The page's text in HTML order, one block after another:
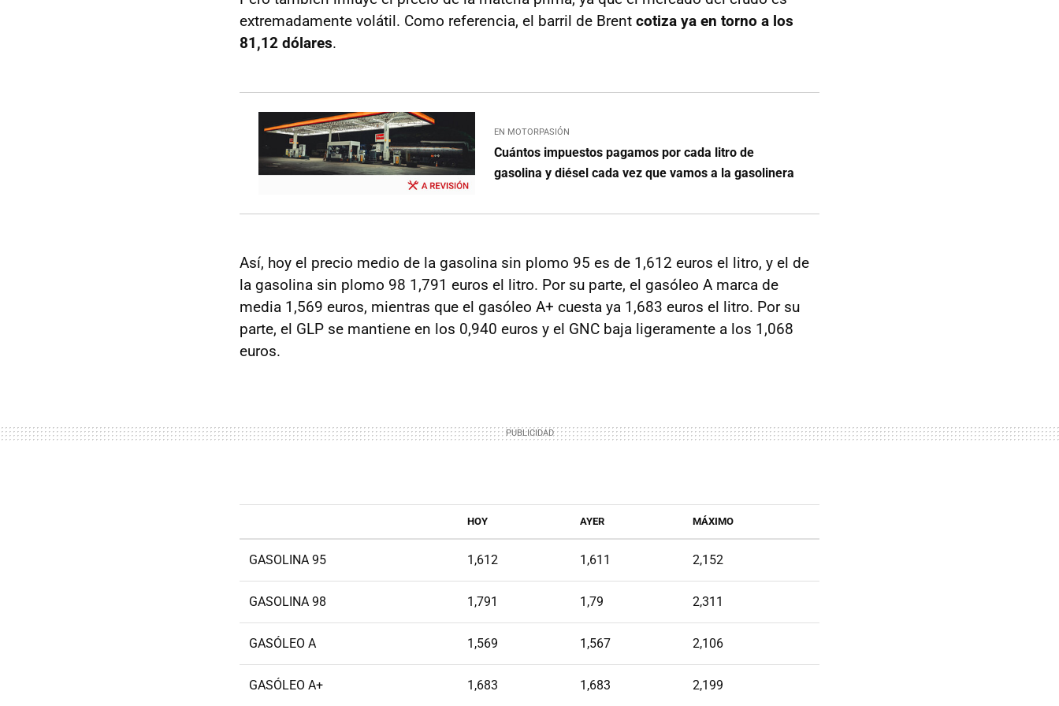
extremadamente volátil. Como referencia, el barril de Brent cotiza ya en torno a los
81,12 dólares.
EN MOTORPASIÓN
Cuántos impuestos pagamos por cada litro de
gasolina y diésel cada vez que vamos a la gasolinera
Así, hoy el precio medio de la gasolina sin plomo 95 es de 1,612 euros el litro, y el de
la gasolina sin plomo 98 1,791 euros el litro. Por su parte, el gasóleo A marca de
media 1,569 euros, mientras que el gasóleo A+ cuesta ya 1,683 euros el litro. Por su
parte, el GLP se mantiene en los 0,940 euros y el GNC baja ligeramente a los 1,068
euros.
HOY AYER MÁXIMO
GASOLINA 95 1,612 1,611 2,152
GASOLINA 98 1,791 1,79 2,311
GASÓLEO A 1,569 1,567 2,106
GASÓLEO A+ 1,683 1,683 2,199